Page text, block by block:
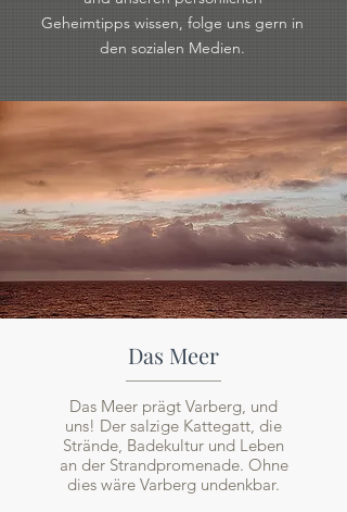
Geheimtipps wissen, folge uns gern in
den sozialen Medien.
Das Meer
Das Meer prägt Varberg, und
uns! Der salzige Kattegatt, die
Strände, Badekultur und Leben
an der Strandpromenade. Ohne
dies wäre Varberg undenkbar.